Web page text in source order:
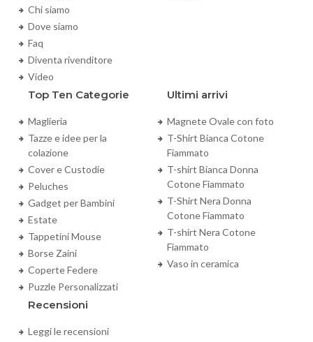
Chi siamo
Dove siamo
Faq
Diventa rivenditore
Video
Top Ten Categorie
Maglieria
Tazze e idee per la
colazione
Cover e Custodie
Peluches
Gadget per Bambini
Estate
Tappetini Mouse
Borse Zaini
Coperte Federe
Puzzle Personalizzati
Ultimi arrivi
Magnete Ovale con foto
T-Shirt Bianca Cotone
Fiammato
T-shirt Bianca Donna
Cotone Fiammato
T-Shirt Nera Donna
Cotone Fiammato
T-shirt Nera Cotone
Fiammato
Vaso in ceramica
Recensioni
Leggi le recensioni